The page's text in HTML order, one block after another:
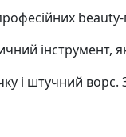
і штучний ворс.